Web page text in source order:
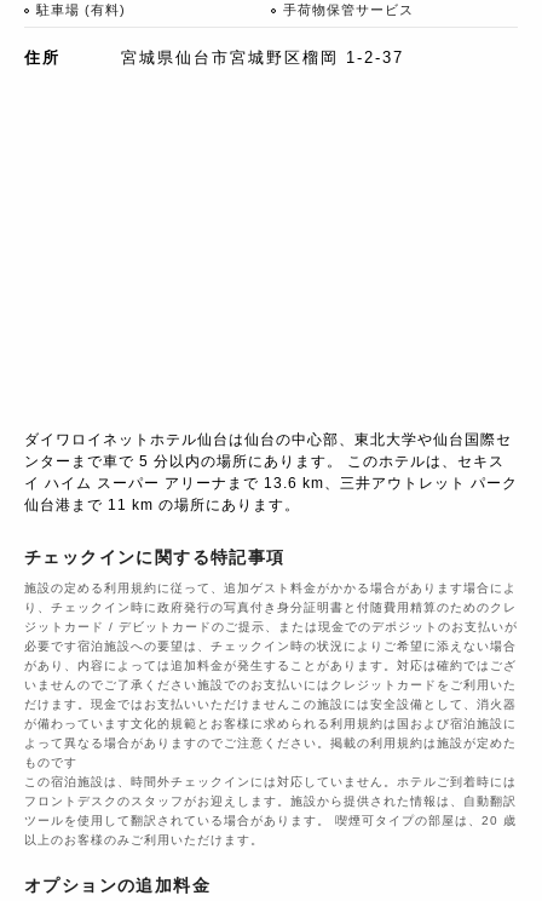
駐車場 (有料) 手荷物保管サービス
住所 宮城県仙台市宮城野区榴岡 1-2-37
ダイワロイネットホテル仙台は仙台の中心部、東北大学や仙台国際セ
ンターまで車で 5 分以内の場所にあります。 このホテルは、セキス
イ ハイム スーパー アリーナまで 13.6 km、三井アウトレット パーク
仙台港まで 11 km の場所にあります。
チェックインに関する特記事項
施設の定める利用規約に従って、追加ゲスト料金がかかる場合があります場合によ
り、チェックイン時に政府発行の写真付き身分証明書と付随費用精算のためのクレ
ジットカード / デビットカードのご提示、または現金でのデポジットのお支払いが
必要です宿泊施設への要望は、チェックイン時の状況によりご希望に添えない場合
があり、内容によっては追加料金が発生することがあります。対応は確約ではござ
いませんのでご了承ください施設でのお支払いにはクレジットカードをご利用いた
だけます。現金ではお支払いいただけませんこの施設には安全設備として、消火器
が備わっています文化的規範とお客様に求められる利用規約は国および宿泊施設に
よって異なる場合がありますのでご注意ください。掲載の利用規約は施設が定めた
ものです
この宿泊施設は、時間外チェックインには対応していません。ホテルご到着時には
フロントデスクのスタッフがお迎えします。施設から提供された情報は、自動翻訳
ツールを使用して翻訳されている場合があります。 喫煙可タイプの部屋は、20 歳
以上のお客様のみご利用いただけます。
オプションの追加料金